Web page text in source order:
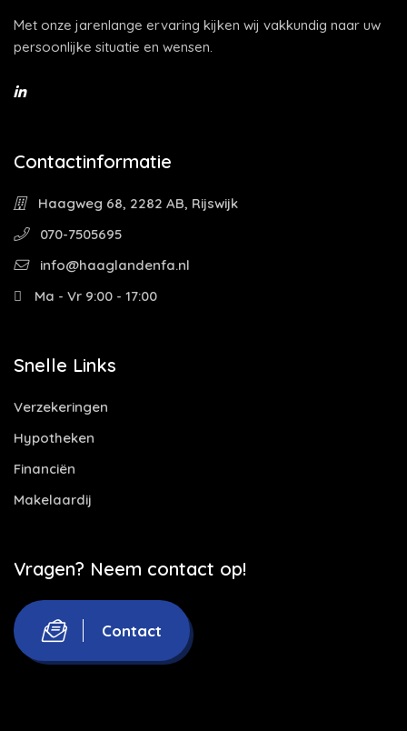
Met onze jarenlange ervaring kijken wij vakkundig naar uw
persoonlijke situatie en wensen.
Contactinformatie
Haagweg 68, 2282 AB, Rijswijk
070-7505695
info@haaglandenfa.nl
Ma - Vr 9:00 - 17:00
Snelle Links
Verzekeringen
Hypotheken
Financiën
Makelaardij
Vragen? Neem contact op!
Contact